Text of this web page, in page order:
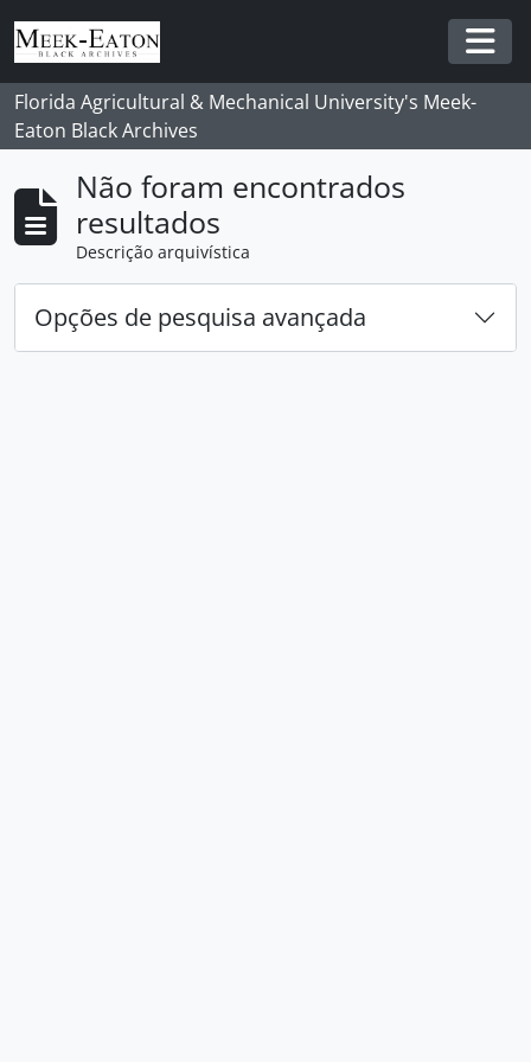
Skip to main content
Florida Agricultural & Mechanical University's Meek-
Eaton Black Archives
Não foram encontrados
resultados
Descrição arquivística
Opções de pesquisa avançada